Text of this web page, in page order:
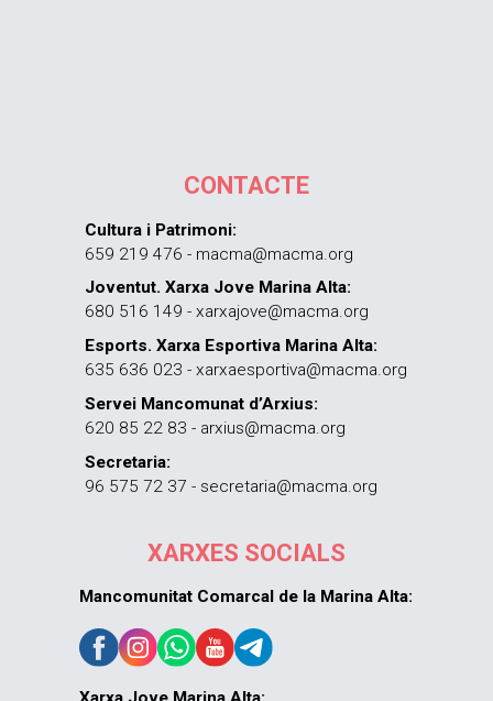
CONTACTE
Cultura i Patrimoni:
659 219 476 - macma@macma.org
Joventut. Xarxa Jove Marina Alta:
680 516 149 - xarxajove@macma.org
Esports. Xarxa Esportiva Marina Alta:
635 636 023 - xarxaesportiva@macma.org
Servei Mancomunat d’Arxius:
620 85 22 83 - arxius@macma.org
Secretaria:
96 575 72 37 - secretaria@macma.org
XARXES SOCIALS
Mancomunitat Comarcal de la Marina Alta: